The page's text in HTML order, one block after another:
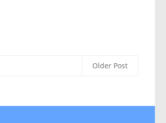
Older Post